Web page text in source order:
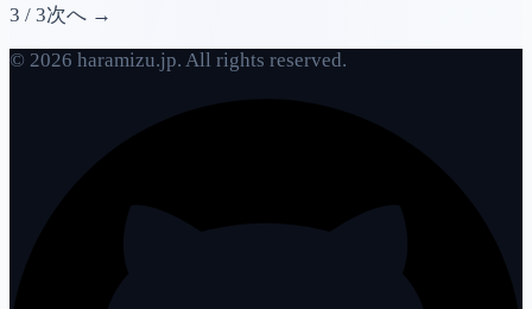
3 / 3次へ →
© 2026 haramizu.jp. All rights reserved.